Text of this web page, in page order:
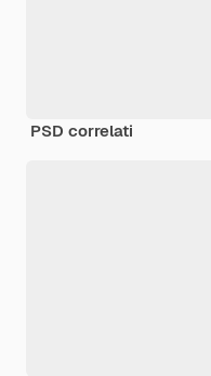
PSD correlati